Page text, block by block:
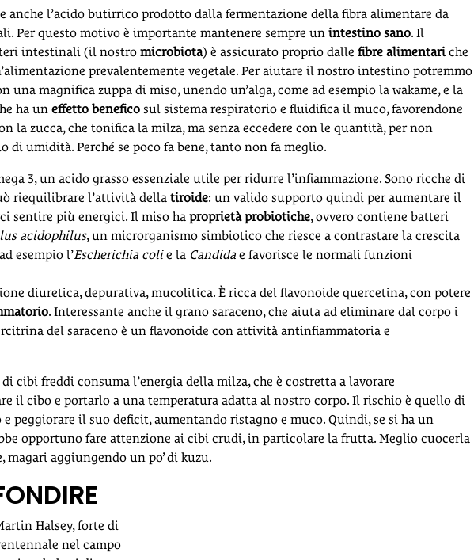
anche l’acido butirrico prodotto dalla fermentazione della fibra alimentare da
Per questo motivo è importante mantenere sempre un intestino sano. Il
intestinali (il nostro microbiota) è assicurato proprio dalle fibre alimentari che
prevalentemente vegetale. Per aiutare il nostro intestino potremmo
una magnifica zuppa di miso, unendo un’alga, come ad esempio la wakame, e la
ha un effetto benefico sul sistema respiratorio e fluidifica il muco, favorendone
la zucca, che tonifica la milza, ma senza eccedere con le quantità, per non
di umidità. Perché se poco fa bene, tanto non fa meglio.
3, un acido grasso essenziale utile per ridurre l’infiammazione. Sono ricche di
riequilibrare l’attività della tiroide: un valido supporto quindi per aumentare il
sentire più energici. Il miso ha proprietà probiotiche, ovvero contiene batteri
acidophilus, un microrganismo simbiotico che riesce a contrastare la crescita
esempio l’Escherichia colie la Candida e favorisce le normali funzioni
diuretica, depurativa, mucolitica. È ricca del flavonoide quercetina, con potere
. Interessante anche il grano saraceno, che aiuta ad eliminare dal corpo i
del saraceno è un flavonoide con attività antinfiammatoria e
cibi freddi consuma l’energia della milza, che è costretta a lavorare
il cibo e portarlo a una temperatura adatta al nostro corpo. Il rischio è quello di
peggiorare il suo deficit, aumentando ristagno e muco. Quindi, se si ha un
opportuno fare attenzione ai cibi crudi, in particolare la frutta. Meglio cuocerla
magari aggiungendo un po’ di kuzu.
Halsey, forte di
nel campo